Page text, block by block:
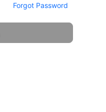
Forgot Password